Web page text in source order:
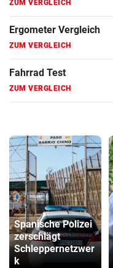
Hoverboard Vergleich
Kinderfahrrad Vergleich
Spanische Polizei
zerschlägt
Schleppernetzwer
k